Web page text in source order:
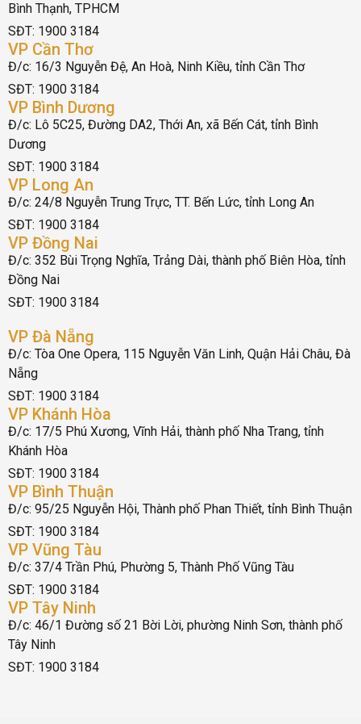
Bình Thạnh, TPHCM
SĐT: 1900 3184
VP Cần Thơ
Đ/c: 16/3 Nguyễn Đệ, An Hoà, Ninh Kiều, tỉnh Cần Thơ
SĐT: 1900 3184
VP Bình Dương
Đ/c: Lô 5C25, Đường DA2, Thới An, xã Bến Cát, tỉnh Bình
Dương
SĐT: 1900 3184
VP Long An
Đ/c: 24/8 Nguyễn Trung Trực, TT. Bến Lức, tỉnh Long An
SĐT: 1900 3184
VP Đồng Nai
Đ/c: 352 Bùi Trọng Nghĩa, Trảng Dài, thành phố Biên Hòa, tỉnh
Đồng Nai
SĐT: 1900 3184
VP Đà Nẵng
Đ/c: Tòa One Opera, 115 Nguyễn Văn Linh, Quận Hải Châu, Đà
Nẵng
SĐT: 1900 3184
VP Khánh Hòa
Đ/c: 17/5 Phú Xương, Vĩnh Hải, thành phố Nha Trang, tỉnh
Khánh Hòa
SĐT: 1900 3184
VP Bình Thuận
Đ/c: 95/25 Nguyễn Hội, Thành phố Phan Thiết, tỉnh Bình Thuận
SĐT: 1900 3184
VP Vũng Tàu
Đ/c: 37/4 Trần Phú, Phường 5, Thành Phố Vũng Tàu
SĐT: 1900 3184
VP Tây Ninh
Đ/c: 46/1 Đường số 21 Bời Lời, phường Ninh Sơn, thành phố
Tây Ninh
SĐT: 1900 3184